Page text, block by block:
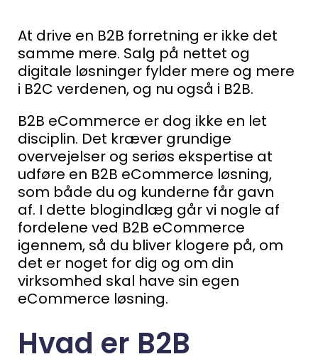
At drive en B2B forretning er ikke det
samme mere. Salg på nettet og
digitale løsninger fylder mere og mere
i B2C verdenen, og nu også i B2B.
B2B eCommerce er dog ikke en let
disciplin. Det kræver grundige
overvejelser og seriøs ekspertise at
udføre en B2B eCommerce løsning,
som både du og kunderne får gavn
af. I dette blogindlæg går vi nogle af
fordelene ved B2B eCommerce
igennem, så du bliver klogere på, om
det er noget for dig og om din
virksomhed skal have sin egen
eCommerce løsning.
Hvad er B2B